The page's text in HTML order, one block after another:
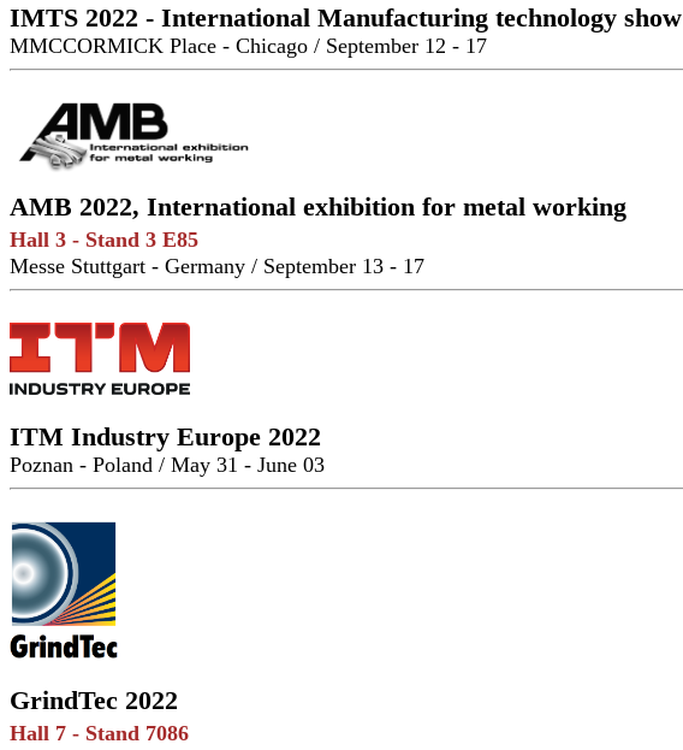
IMTS 2022 - International Manufacturing technology show
MMCCORMICK Place - Chicago / September 12 - 17
AMB 2022, International exhibition for metal working
Hall 3 - Stand 3 E85
Messe Stuttgart - Germany / September 13 - 17
ITM Industry Europe 2022
Poznan - Poland / May 31 - June 03
GrindTec 2022
Hall 7 - Stand 7086